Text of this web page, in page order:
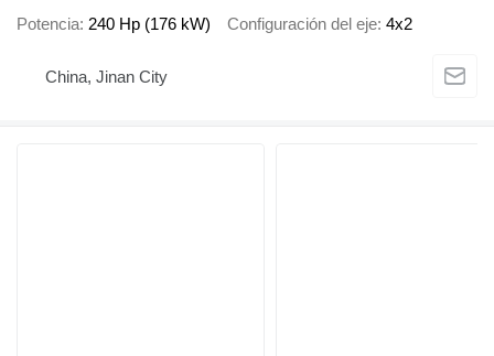
Potencia 240 Hp (176 kW) Configuración del eje 4x2
China, Jinan City